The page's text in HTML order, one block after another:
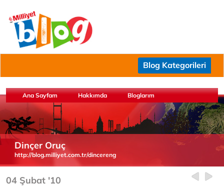
Blog Kategorileri
Ana Sayfam Hakkımda Bloglarım
Dinçer Oruç
http://blog.milliyet.com.tr/dincereng
04 Şubat '10